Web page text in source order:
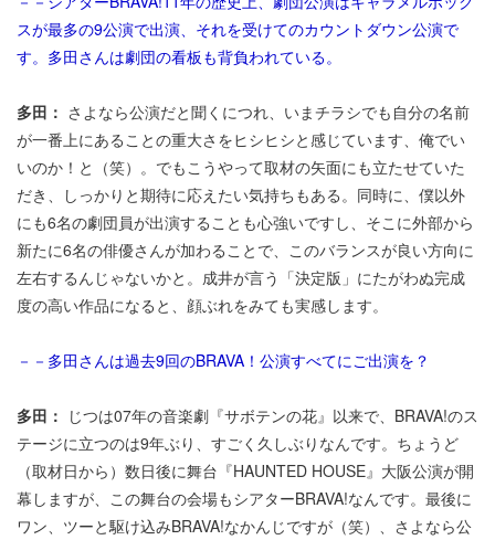
スが最多の9公演で出演、それを受けてのカウントダウン公演で
す。多田さんは劇団の看板も背負われている。
多田： さよなら公演だと聞くにつれ、いまチラシでも自分の名前
が一番上にあることの重大さをヒシヒシと感じています、俺でい
いのか！と（笑）。でもこうやって取材の矢面にも立たせていた
だき、しっかりと期待に応えたい気持ちもある。同時に、僕以外
にも6名の劇団員が出演することも心強いですし、そこに外部から
新たに6名の俳優さんが加わることで、このバランスが良い方向に
左右するんじゃないかと。成井が言う「決定版」にたがわぬ完成
度の高い作品になると、顔ぶれをみても実感します。
－－多田さんは過去9回のBRAVA！公演すべてにご出演を？
多田： じつは07年の音楽劇『サボテンの花』以来で、BRAVA!のス
テージに立つのは9年ぶり、すごく久しぶりなんです。ちょうど
（取材日から）数日後に舞台『HAUNTED HOUSE』大阪公演が開
幕しますが、この舞台の会場もシアターBRAVA!なんです。最後に
ワン、ツーと駆け込みBRAVA!なかんじですが（笑）、さよなら公